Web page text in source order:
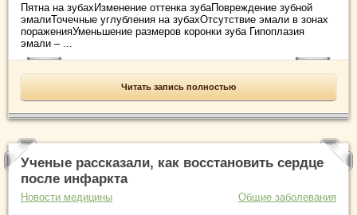
Пятна на зубахИзменение оттенка зубаПовреждение зубной
эмалиТочечные углубления на зубахОтсутствие эмали в зонах
пораженияУменьшение размеров коронки зуба Гипоплазия
эмали – ...
Читать запись полностью
Ученые рассказали, как восстановить сердце
после инфаркта
Новости медицины Общие заболевания